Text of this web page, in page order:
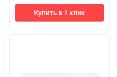
Купить в 1 клик